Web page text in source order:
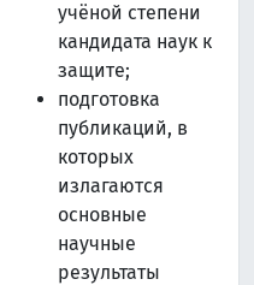
учёной степени
кандидата наук к
защите;
подготовка
публикаций, в
которых
излагаются
основные
научные
результаты